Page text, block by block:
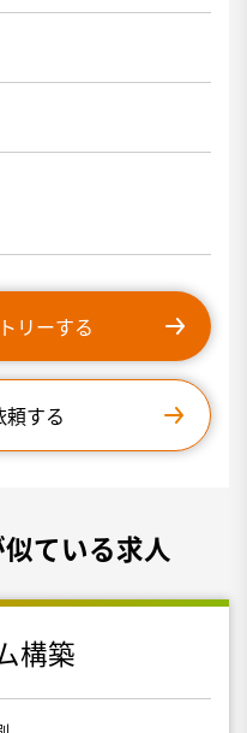
リーする
する
ている求人
構築